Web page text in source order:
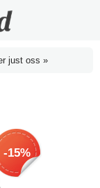
just oss »
-15%